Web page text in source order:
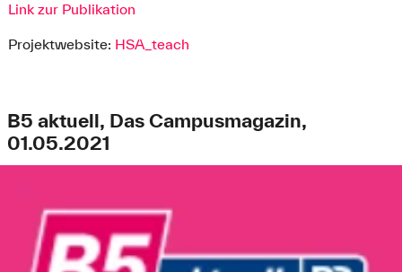
Link zur Publikation
Projektwebsite: HSA_teach
B5 aktuell, Das Campusmagazin,
01.05.2021